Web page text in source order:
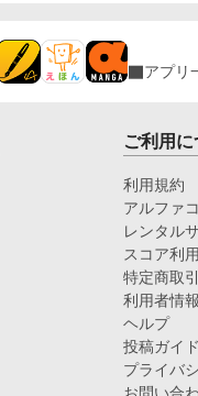
アプリ
ご利用に
利用規約
アルファ
レンタル
スコア利
特定商取
利用者情
ヘルプ
投稿ガイ
プライバ